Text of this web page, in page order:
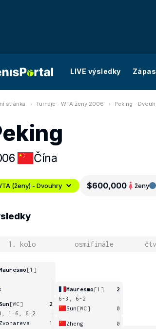
LIVE výsledky
stránka Turnaje - WTA ženy 2006 Peking -
Čína
(ženy) - Dvouhry $600,000 ženy
1. kolo osmifinále
[1]
Sun[WC]
2
1-6, 6-2
Zvonareva
1
Mauresmo [1]
2
6-3, 6-2
Sun [WC] 0
Zheng
0